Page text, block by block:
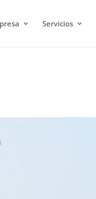
Servicios